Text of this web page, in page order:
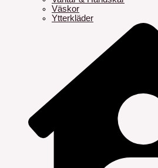
Väskor
Ytterkläder